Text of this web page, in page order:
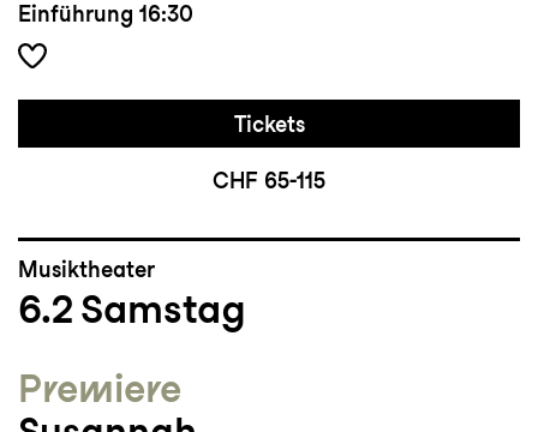
Einführung 16:30
Tickets
CHF 65-115
Musiktheater
6.2 Samstag
Premiere